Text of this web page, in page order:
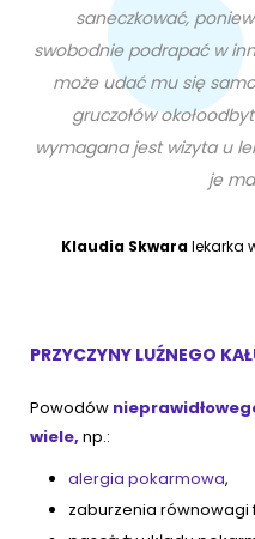
saneczkować,
swobodnie podrapać w
może udać mu się
gruczołów
wymagana jest wizyta u
je
Klaudia Skwaralekarka
PRZYCZYNY LUŹNEGO
Powodów
wiele, np.:
alergia pokarmowa,
zaburzenia równowagi